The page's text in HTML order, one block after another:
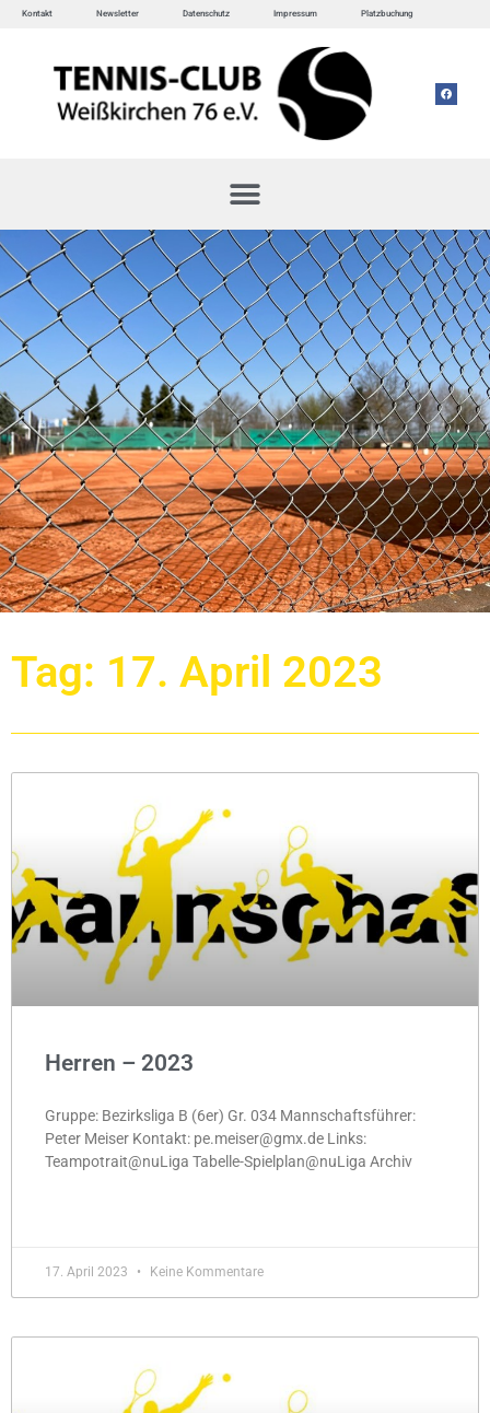
Kontakt Newsletter Datenschutz Impressum Platzbuchung
Tag: 17. April 2023
Herren – 2023
Gruppe: Bezirksliga B (6er) Gr. 034 Mannschaftsführer:
Peter Meiser Kontakt: pe.meiser@gmx.de Links:
Teampotrait@nuLiga Tabelle-Spielplan@nuLiga Archiv
17. April 2023 Keine Kommentare